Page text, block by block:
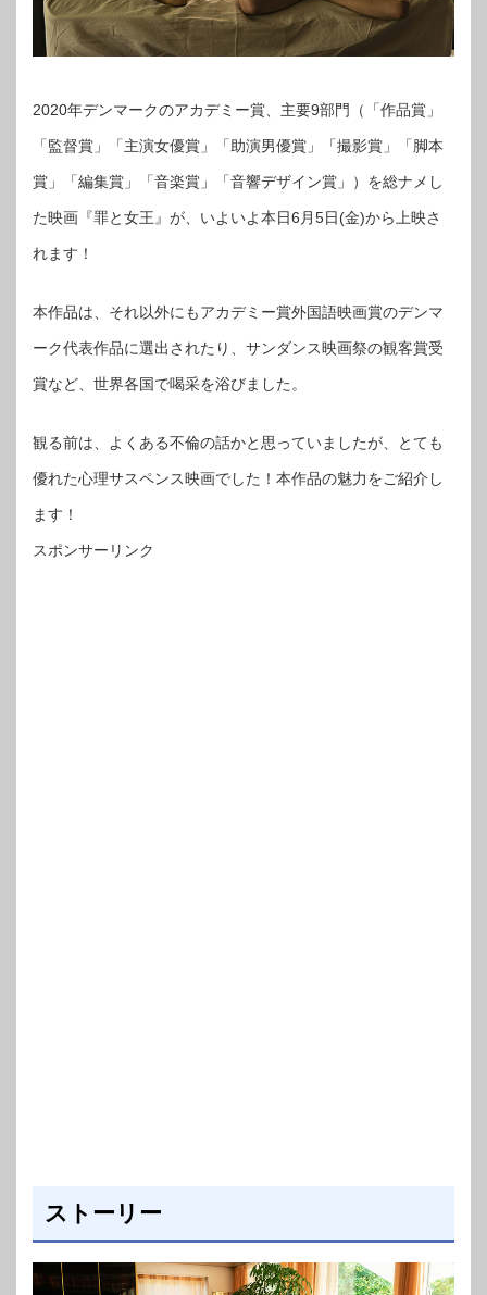
2020年デンマークのアカデミー賞、主要9部門（「作品賞」
「監督賞」「主演女優賞」「助演男優賞」「撮影賞」「脚本
賞」「編集賞」「音楽賞」「音響デザイン賞」）を総ナメし
た映画『罪と女王』が、いよいよ本日6月5日(金)から上映さ
れます！
本作品は、それ以外にもアカデミー賞外国語映画賞のデンマ
ーク代表作品に選出されたり、サンダンス映画祭の観客賞受
賞など、世界各国で喝采を浴びました。
観る前は、よくある不倫の話かと思っていましたが、とても
優れた心理サスペンス映画でした！本作品の魅力をご紹介し
ます！
スポンサーリンク
ストーリー